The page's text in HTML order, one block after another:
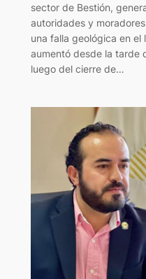
sector de Bestión,
autoridades y
una falla geológica en el
aumentó desde la tarde
luego del cierre de…